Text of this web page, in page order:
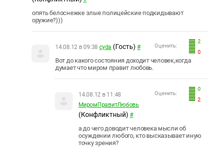
опять белоснежке злые полицейские подкидывают
оружие?)))
2
0
Оценить:
14.08.12 в 09:38 сyda (Гость) #
Вот до какого состояния доходит человек,когда
думает что миром правит любовь.
0
2
Оценить:
14.08.12 в 11:48
МиромПравитЛюбовь
(Конфликтный) #
а до чего доводит человека мысли об
осуждении любого, кто высказывает иную
точку зрения?